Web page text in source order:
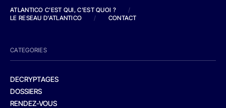
ATLANTICO C'EST QUI, C'EST QUOI ?
/
LE RESEAU D'ATLANTICO
/ CONTACT
CATEGORIES
DECRYPTAGES
DOSSIERS
RENDEZ-VOUS